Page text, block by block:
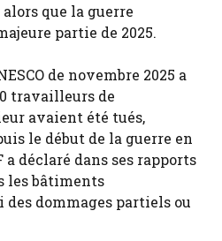
que la guerre
partie de 2025.
de novembre 2025 a
travailleurs de
avaient été tués,
le début de la guerre en
a déclaré dans ses rapports
les bâtiments
dommages partiels ou